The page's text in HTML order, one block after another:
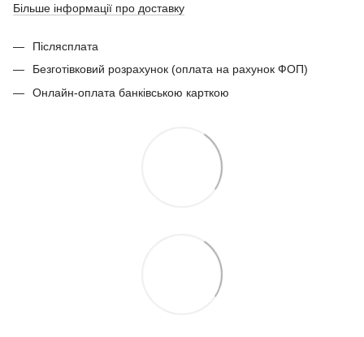
Більше інформації про доставку
Післясплата
Безготівковий розрахунок (оплата на рахунок ФОП)
Онлайн-оплата банківською карткою